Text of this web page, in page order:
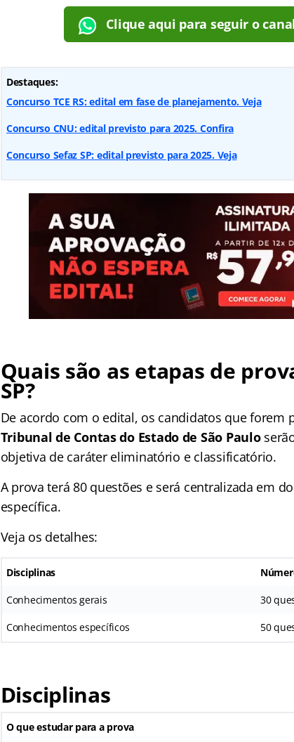
Clique aqui para seguir o
Destaques:
Concurso TCE RS: edital em fase de planejamento. Veja
Concurso CNU: edital previsto para 2025. Confira
Concurso Sefaz SP: edital previsto para 2025. Veja
Quais são as etapas de
SP?
De acordo com o edital, os candidatos que forem
Tribunal de Contas do Estado de São Paulo
objetiva de caráter eliminatório e classificatório.
A prova terá 80 questões e será centralizada em
específica.
Veja os detalhes:
Disciplinas
Conhecimentos gerais 30
Conhecimentos específicos 50
Disciplinas
O que estudar para a prova